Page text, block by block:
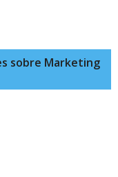
sobre Marketing